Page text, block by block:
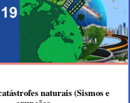
naturais (Sismos e